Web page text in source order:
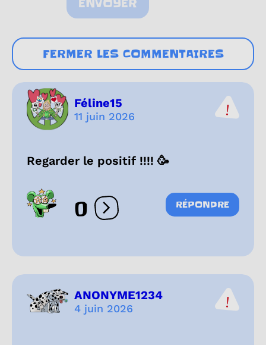
ENVOYER
FERMER LES COMMENTAIRES
Féline15
11 juin 2026
Regarder le positif !!!! 🥳
0 Ouvrir les réactions
RÉPONDRE
ANONYME1234
4 juin 2026